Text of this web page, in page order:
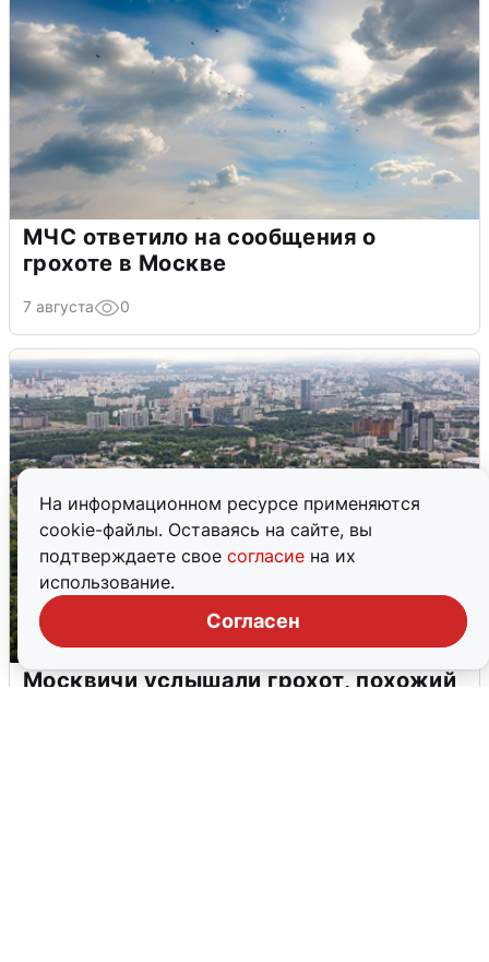
На информационном ресурсе применяются
cookie-файлы. Оставаясь на сайте, вы
подтверждаете свое согласие на их
использование.
Согласен
МЧС ответило на сообщения о
грохоте в Москве
7 августа 0
Москвичи услышали грохот, похожий